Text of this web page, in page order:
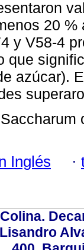
20
y V58-4
que
azúcar).
Saccharum
Inglés ·